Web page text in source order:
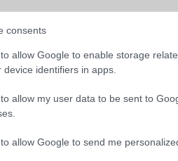
consents
allow Google to enable storage
device identifiers in apps.
allow my user data to be sent to
allow Google to send me